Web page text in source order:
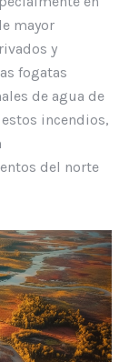
mayor
y
fogatas
de agua de
incendios,
del norte